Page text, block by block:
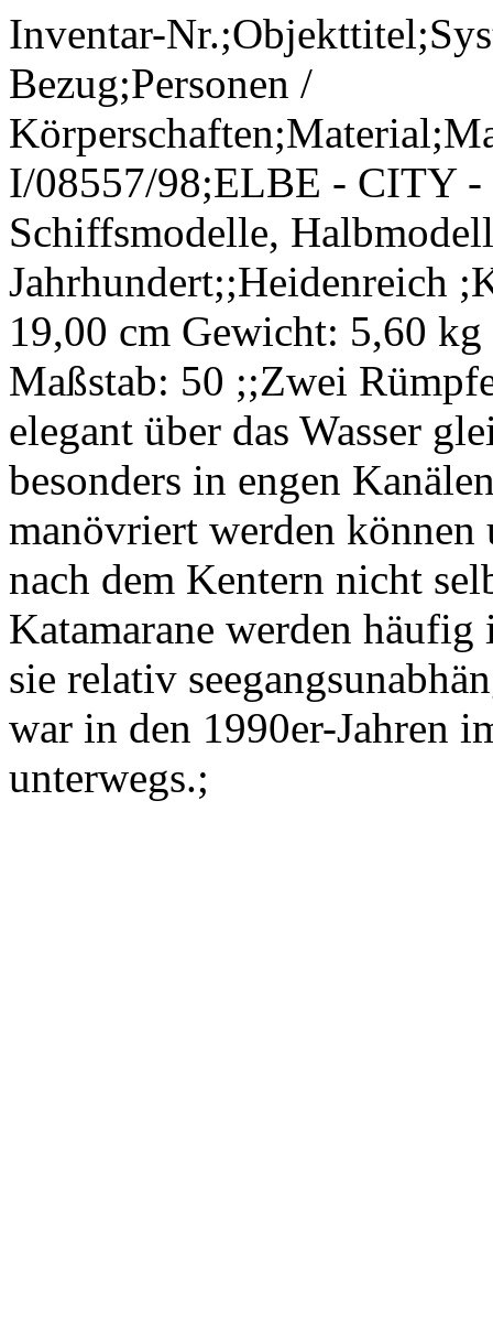
Inventar-
Bezug;Personen /
I/08557/98;ELBE - CITY -
Schiffsmodelle,
Jahrhundert;;Heidenreich
19,00 cm Gewicht: 5,60
Maßstab: 50 ;;Zwei
elegant über das Wasser
besonders in engen
manövriert werden können
nach dem Kentern nicht
Katamarane werden häufig
sie relativ
war in den 1990er-Jahren
unterwegs.;